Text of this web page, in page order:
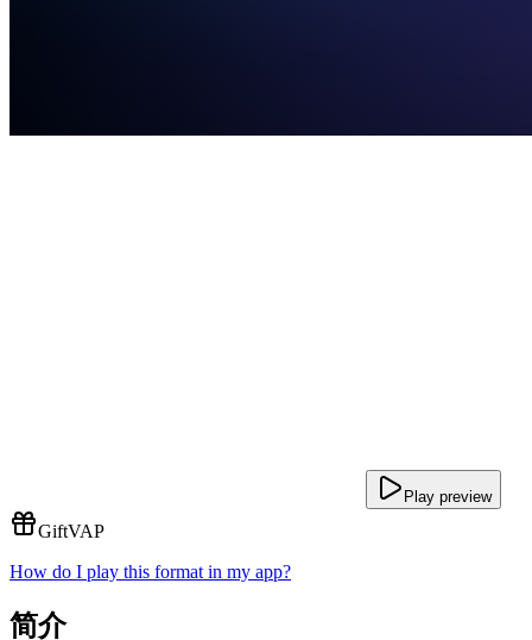
Play preview
GiftVAP
How do I play this format in my app?
简介